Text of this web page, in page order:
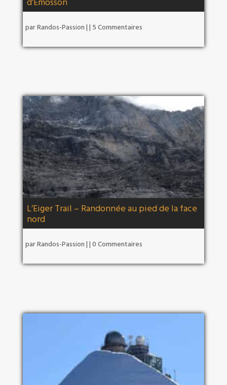
parRandos-Passion | | 5 Commentaires
L’Eiger Trail – Randonnée au pied de la face
nord
parRandos-Passion | | 0 Commentaires